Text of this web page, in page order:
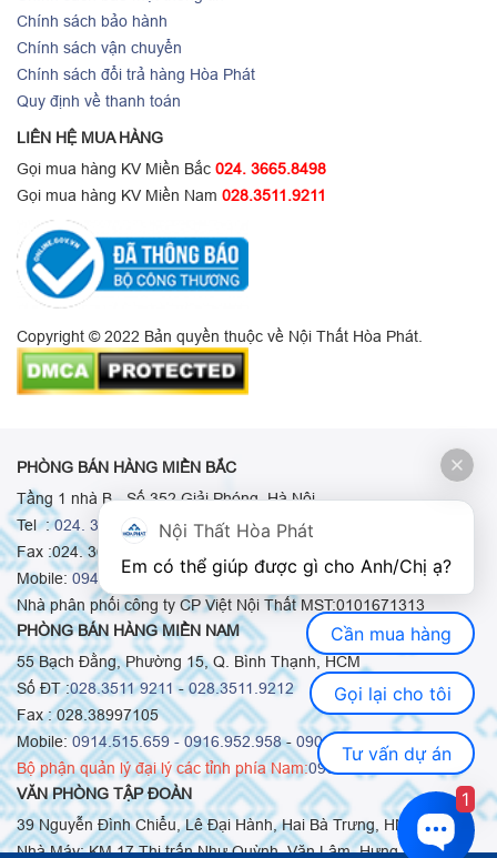
Chính sách bảo hành
Chính sách vận chuyển
Chính sách đổi trả hàng Hòa Phát
Quy định về thanh toán
LIÊN HỆ MUA HÀNG
Gọi mua hàng KV Miền Bắc 024. 3665.8498
Gọi mua hàng KV Miền Nam 028.3511.9211
Copyright © 2022 Bản quyền thuộc về Nội Thất Hòa Phát.
PHÒNG BÁN HÀNG MIỀN BẮC
Tầng 1 nhà B - Số 352 Giải Phóng, Hà Nội
Tel :024. 3665 8498-024. 3665 8966-024. 3665 8993
Fax :024. 3664.9379
Mobile: 0948.511.555- 0973.375.668- 0942.155.688
Nhà phân phối công ty CP Việt Nội Thất MST:0101671313
PHÒNG BÁN HÀNG MIỀN NAM
55 Bạch Đằng, Phường 15, Q. Bình Thạnh, HCM
Số ĐT :028.3511 9211-028.3511.9212
Fax : 028.38997105
Mobile:0914.515.659 -0916.952.958- 0903.331.921
Bộ phận quản lý đại lý các tỉnh phía Nam:0903.331.921
VĂN PHÒNG TẬP ĐOÀN
39 Nguyễn Đình Chiểu, Lê Đại Hành, Hai Bà Trưng, HN
Nhà Máy: KM 17 Thị trấn Như Quỳnh, Văn Lâm, Hưng Yên
Nội Thất Hòa Phát
Cần mua hàng
Gọi lại cho tôi
Tư vấn dự án
1